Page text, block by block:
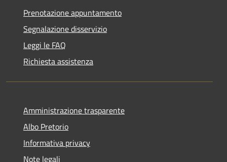
Prenotazione appuntamento
Segnalazione disservizio
Leggi le FAQ
Richiesta assistenza
Amministrazione trasparente
Albo Pretorio
Informativa privacy
Note legali